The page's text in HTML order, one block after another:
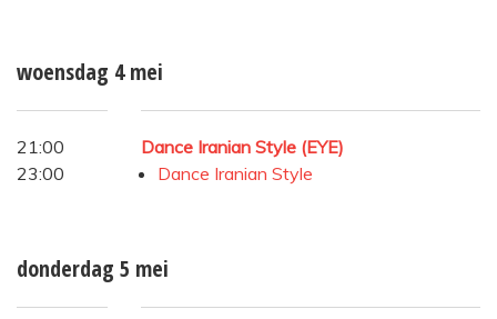
woensdag 4 mei
21:00
23:00
Dance Iranian Style (EYE)
Dance Iranian Style
donderdag 5 mei